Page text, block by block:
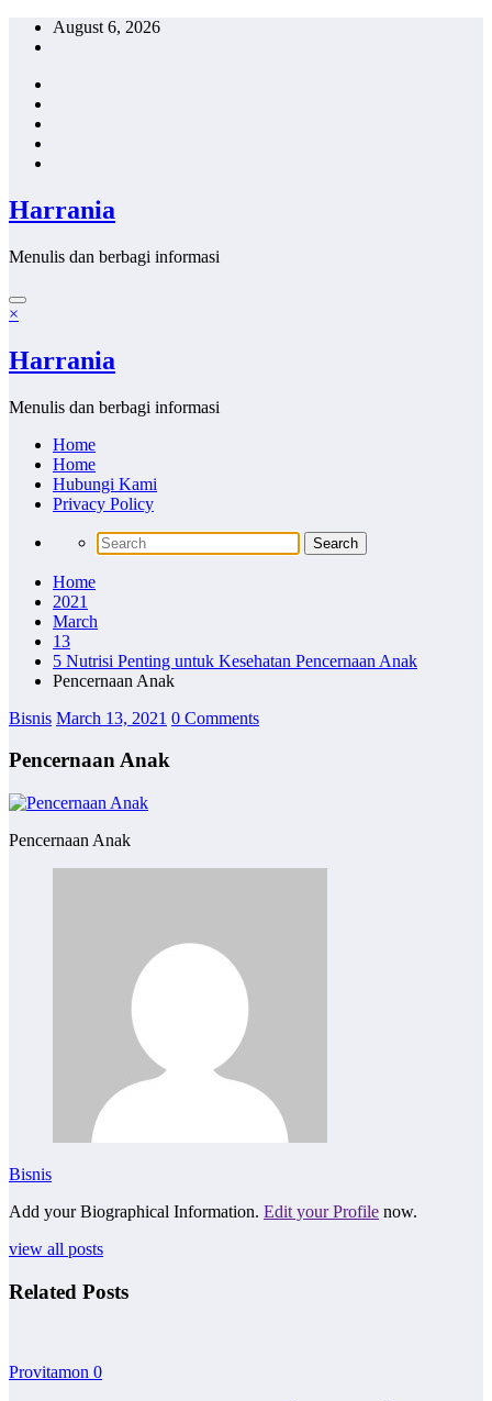
Skip
August 6, 2026
Harrania
Menulis dan berbagi informasi
×
Harrania
Menulis dan berbagi informasi
Home
Home
Hubungi Kami
Privacy Policy
Home
2021
March
13
5 Nutrisi Penting untuk Kesehatan Pencernaan Anak
Pencernaan Anak
Bisnis March 13, 2021 0 Comments
Pencernaan Anak
Pencernaan Anak
Bisnis
Add your Biographical Information. Edit your Profile now.
view all posts
Related Posts
Provitamon 0